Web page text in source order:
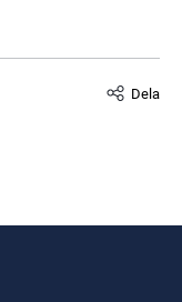
Dela